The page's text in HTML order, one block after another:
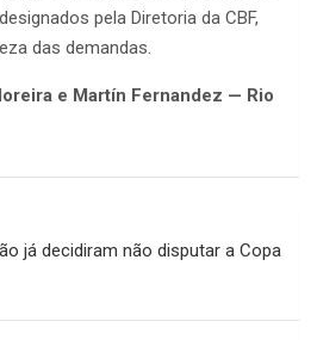
pela Diretoria da CBF,
das demandas.
e Martín Fernandez — Rio
já decidiram não disputar a Copa